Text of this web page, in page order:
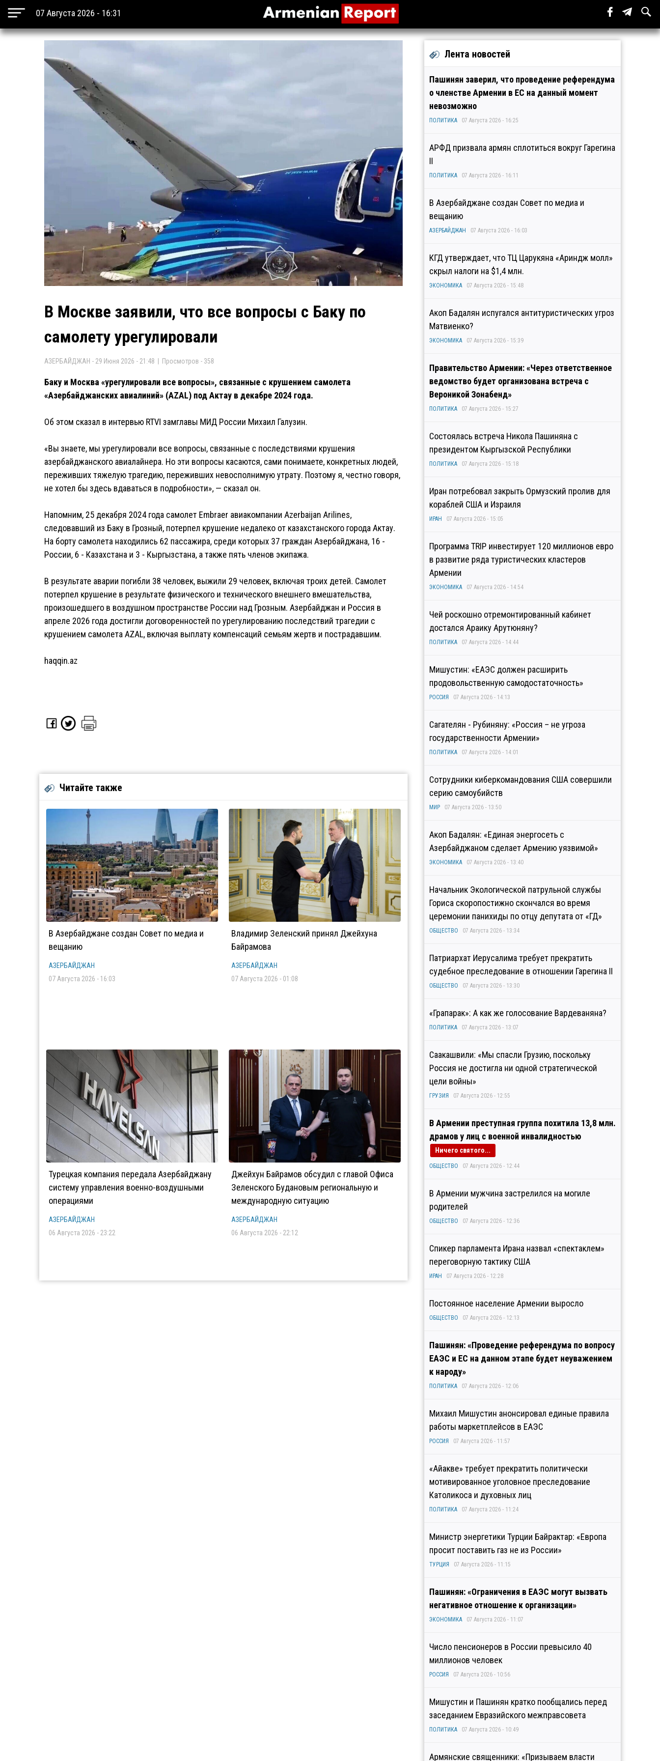
07 Августа 2026 - 16:31
В Москве заявили, что все вопросы с Баку по
самолету урегулировали
АЗЕРБАЙДЖАН - 29 Июня 2026 - 21:48 | Просмотров - 358
Баку и Москва «урегулировали все вопросы», связанные с крушением самолета
«Азербайджанских авиалиний» (AZAL) под Актау в декабре 2024 года.
Об этом сказал в интервью RTVI замглавы МИД России Михаил Галузин.
«Вы знаете, мы урегулировали все вопросы, связанные с последствиями крушения
азербайджанского авиалайнера. Но эти вопросы касаются, сами понимаете, конкретных людей,
переживших тяжелую трагедию, переживших невосполнимую утрату. Поэтому я, честно говоря,
не хотел бы здесь вдаваться в подробности», — сказал он.
Напомним, 25 декабря 2024 года самолет Embraer авиакомпании Azerbaijan Arilines,
следовавший из Баку в Грозный, потерпел крушение недалеко от казахстанского города Актау.
На борту самолета находились 62 пассажира, среди которых 37 граждан Азербайджана, 16 -
России, 6 - Казахстана и 3 - Кыргызстана, а также пять членов экипажа.
В результате аварии погибли 38 человек, выжили 29 человек, включая троих детей. Самолет
потерпел крушение в результате физического и технического внешнего вмешательства,
произошедшего в воздушном пространстве России над Грозным. Азербайджан и Россия в
апреле 2026 года достигли договоренностей по урегулированию последствий трагедии с
крушением самолета AZAL, включая выплату компенсаций семьям жертв и пострадавшим.
haqqin.az
Читайте также
В Азербайджане создан Совет по медиа и
вещанию
АЗЕРБАЙДЖАН
07 Августа 2026 - 16:03
Владимир Зеленский принял Джейхуна
Байрамова
АЗЕРБАЙДЖАН
07 Августа 2026 - 01:08
Турецкая компания передала Азербайджану
систему управления военно-воздушными
операциями
АЗЕРБАЙДЖАН
06 Августа 2026 - 23:22
Джейхун Байрамов обсудил с главой Офиса
Зеленского Будановым региональную и
международную ситуацию
АЗЕРБАЙДЖАН
06 Августа 2026 - 22:12
Лента новостей
Пашинян заверил, что проведение референдума
о членстве Армении в ЕС на данный момент
невозможно
ПОЛИТИКА 07 Августа 2026 - 16:25
АРФД призвала армян сплотиться вокруг Гарегина
II
ПОЛИТИКА 07 Августа 2026 - 16:11
В Азербайджане создан Совет по медиа и
вещанию
АЗЕРБАЙДЖАН 07 Августа 2026 - 16:03
КГД утверждает, что ТЦ Царукяна «Ариндж молл»
скрыл налоги на $1,4 млн.
ЭКОНОМИКА 07 Августа 2026 - 15:48
Акоп Бадалян испугался антитуристических угроз
Матвиенко?
ЭКОНОМИКА 07 Августа 2026 - 15:39
Правительство Армении: «Через ответственное
ведомство будет организована встреча с
Вероникой Зонабенд»
ПОЛИТИКА 07 Августа 2026 - 15:27
Состоялась встреча Никола Пашиняна с
президентом Кыргызской Республики
ПОЛИТИКА 07 Августа 2026 - 15:18
Иран потребовал закрыть Ормузский пролив для
кораблей США и Израиля
ИРАН 07 Августа 2026 - 15:05
Программа TRIP инвестирует 120 миллионов евро
в развитие ряда туристических кластеров
Армении
ЭКОНОМИКА 07 Августа 2026 - 14:54
Чей роскошно отремонтированный кабинет
достался Араику Арутюняну?
ПОЛИТИКА 07 Августа 2026 - 14:44
Мишустин: «ЕАЭС должен расширить
продовольственную самодостаточность»
РОССИЯ 07 Августа 2026 - 14:13
Сагателян - Рубиняну: «Россия – не угроза
государственности Армении»
ПОЛИТИКА 07 Августа 2026 - 14:01
Сотрудники киберкомандования США совершили
серию самоубийств
МИР 07 Августа 2026 - 13:50
Акоп Бадалян: «Единая энергосеть с
Азербайджаном сделает Армению уязвимой»
ЭКОНОМИКА 07 Августа 2026 - 13:40
Начальник Экологической патрульной службы
Гориса скоропостижно скончался во время
церемонии панихиды по отцу депутата от «ГД»
ОБЩЕСТВО 07 Августа 2026 - 13:34
Патриархат Иерусалима требует прекратить
судебное преследование в отношении Гарегина II
ОБЩЕСТВО 07 Августа 2026 - 13:30
«Грапарак»: А как же голосование Вардеваняна?
ПОЛИТИКА 07 Августа 2026 - 13:07
Саакашвили: «Мы спасли Грузию, поскольку
Россия не достигла ни одной стратегической
цели войны»
ГРУЗИЯ 07 Августа 2026 - 12:55
В Армении преступная группа похитила 13,8 млн.
драмов у лиц с военной инвалидностью
Ничего святого...
ОБЩЕСТВО 07 Августа 2026 - 12:44
В Армении мужчина застрелился на могиле
родителей
ОБЩЕСТВО 07 Августа 2026 - 12:36
Спикер парламента Ирана назвал «спектаклем»
переговорную тактику США
ИРАН 07 Августа 2026 - 12:28
Постоянное население Армении выросло
ОБЩЕСТВО 07 Августа 2026 - 12:13
Пашинян: «Проведение референдума по вопросу
ЕАЭС и ЕС на данном этапе будет неуважением
к народу»
ПОЛИТИКА 07 Августа 2026 - 12:06
Михаил Мишустин анонсировал единые правила
работы маркетплейсов в ЕАЭС
РОССИЯ 07 Августа 2026 - 11:57
«Айакве» требует прекратить политически
мотивированное уголовное преследование
Католикоса и духовных лиц
ПОЛИТИКА 07 Августа 2026 - 11:24
Министр энергетики Турции Байрактар: «Европа
просит поставить газ не из России»
ТУРЦИЯ 07 Августа 2026 - 11:15
Пашинян: «Ограничения в ЕАЭС могут вызвать
негативное отношение к организации»
ЭКОНОМИКА 07 Августа 2026 - 11:07
Число пенсионеров в России превысило 40
миллионов человек
РОССИЯ 07 Августа 2026 - 10:56
Мишустин и Пашинян кратко пообщались перед
заседанием Евразийского межправсовета
ПОЛИТИКА 07 Августа 2026 - 10:49
Армянские священники: «Призываем власти